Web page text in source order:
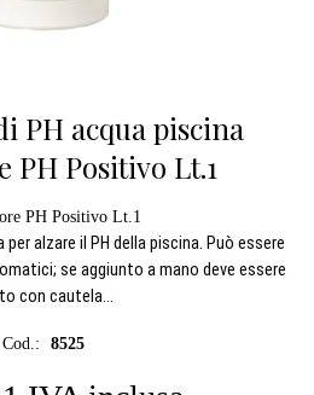
PH acqua piscina
Positivo Lt.1
PH Positivo Lt.1
alzare il PH della piscina. Può essere
se aggiunto a mano deve essere
con cautela...
Cod.: 8525